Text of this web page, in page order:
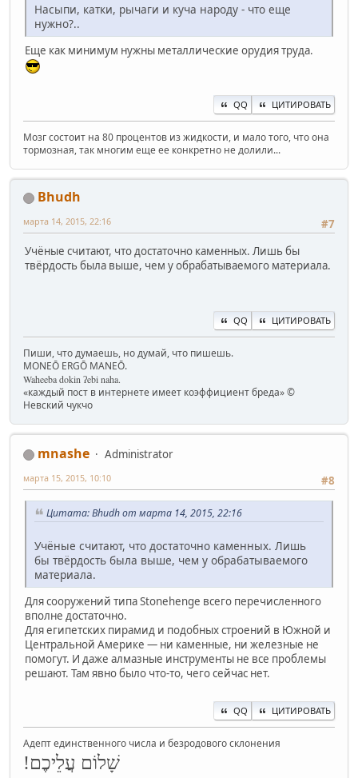
Насыпи, катки, рычаги и куча народу - что еще
нужно?..
Еще как минимум нужны металлические орудия труда.
QQ ЦИТИРОВАТЬ
Мозг состоит на 80 процентов из жидкости, и мало того, что она
тормозная, так многим еще ее конкретно не долили...
Bhudh
#7
марта 14, 2015, 22:16
Учёные считают, что достаточно каменных. Лишь бы
твёрдость была выше, чем у обрабатываемого материала.
QQ ЦИТИРОВАТЬ
Пиши, что думаешь, но думай, что пишешь.
MONEŌ ERGŌ MANEŌ.
Waheeba dokin ʔebi naha.
«каждый пост в интернете имеет коэффициент бреда» ©
Невский чукчо
mnashe
Administrator
#8
марта 15, 2015, 10:10
Цитата: Bhudh от марта 14, 2015, 22:16
Учёные считают, что достаточно каменных. Лишь
бы твёрдость была выше, чем у обрабатываемого
материала.
Для сооружений типа Stonehenge всего перечисленного
вполне достаточно.
Для египетских пирамид и подобных строений в Южной и
Центральной Америке — ни каменные, ни железные не
помогут. И даже алмазные инструменты не все проблемы
решают. Там явно было что-то, чего сейчас нет.
QQ ЦИТИРОВАТЬ
Адепт единственного числа и безродового склонения
שָׁלוֹם עֲלֵיכֶם!